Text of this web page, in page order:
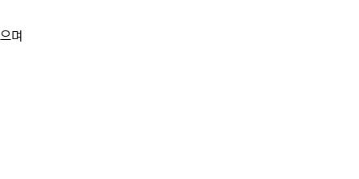
며